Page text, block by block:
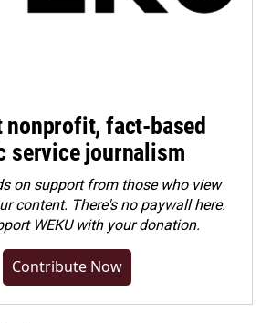
nonprofit, fact-based
service journalism
on support from those who view
content. There's no paywall here.
WEKU with your donation.
Contribute Now